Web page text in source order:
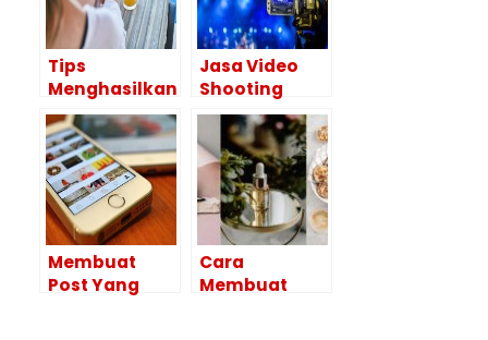
Tips
Menghasilkan
Foto Yang
Paling Keren
Saat Liburan
Jasa Video
Shooting
Yogyakarta &
Beragam
Kelebihannya
Membuat
Post Yang
Cara
Membuat